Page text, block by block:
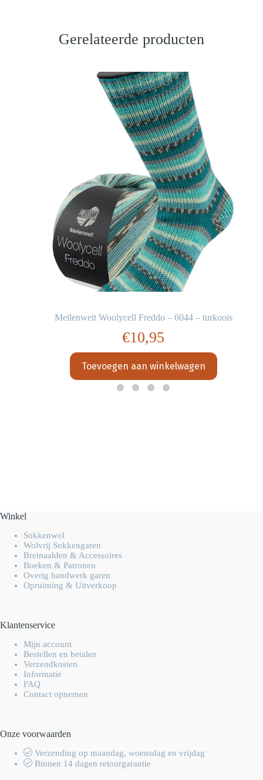
Gerelateerde producten
Meilenweit Woolycell Freddo – 6044 – turkoois
€10,95
Toevoegen aan winkelwagen
Winkel
Sokkenwol
Wolvrij Sokkengaren
Breinaalden & Accessoires
Boeken & Patronen
Overig handwerk garen
Opruiming & Uitverkoop
Klantenservice
Mijn account
Bestellen en betalen
Verzendkosten
Informatie
FAQ
Contact opnemen
Onze voorwaarden
Verzending op maandag, woensdag en vrijdag
Binnen 14 dagen retourgarantie